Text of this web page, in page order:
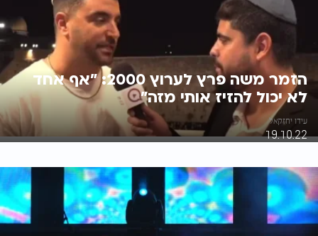
הזמר משה פרץ לערוץ 2000: "אף אחד
לא יכול להזיז אותי מזה"
עידו יחזקאל
19.10.22